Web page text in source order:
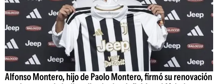
Alfonso Montero, hijo de Paolo Montero, firmó su renovación